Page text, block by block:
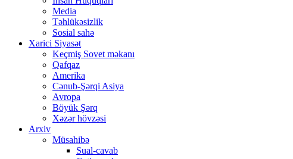
Media
Təhlükəsizlik
Sosial sahə
Xarici Siyasət
Keçmiş Sovet məkanı
Qafqaz
Amerika
Cənub-Şərqi Asiya
Avropa
Böyük Şərq
Xəzər hövzəsi
Arxiv
Müsahibə
Sual-cavab